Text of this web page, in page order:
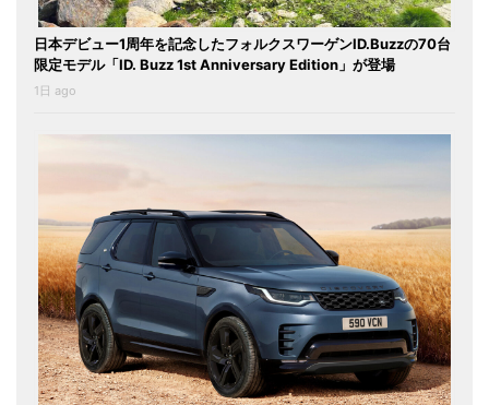
日本デビュー1周年を記念したフォルクスワーゲンID.Buzzの70台
限定モデル「ID. Buzz 1st Anniversary Edition」が登場
1日 ago